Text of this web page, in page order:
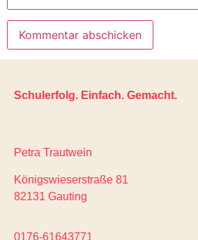
Schulerfolg. Einfach. Gemacht.
Petra Trautwein
Königswieserstraße 81
82131 Gauting
0176-61643771